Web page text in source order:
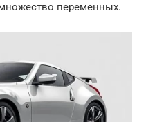
переменных.